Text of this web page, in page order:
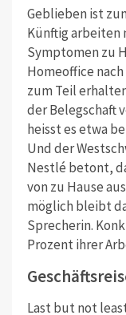
Geblieben ist
Künftig arbeiten
Symptomen zu
Homeoffice
zum Teil
der Belegschaft
heisst es etwa
Und der
Nestlé betont,
von zu Hause
möglich bleibt
Sprecherin.
Prozent ihrer
Last but not